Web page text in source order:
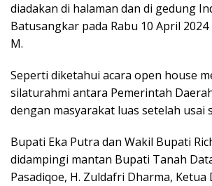
diadakan di halaman dan di gedung
Batusangkar pada Rabu 10 April 2024
M.
Seperti diketahui acara open house
silaturahmi antara Pemerintah
dengan masyarakat luas setelah usai
Bupati Eka Putra dan Wakil Bupati
didampingi mantan Bupati Tanah
Pasadiqoe, H. Zuldafri Dharma, Ketua